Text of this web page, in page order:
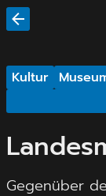
Kultur
Gegenüber